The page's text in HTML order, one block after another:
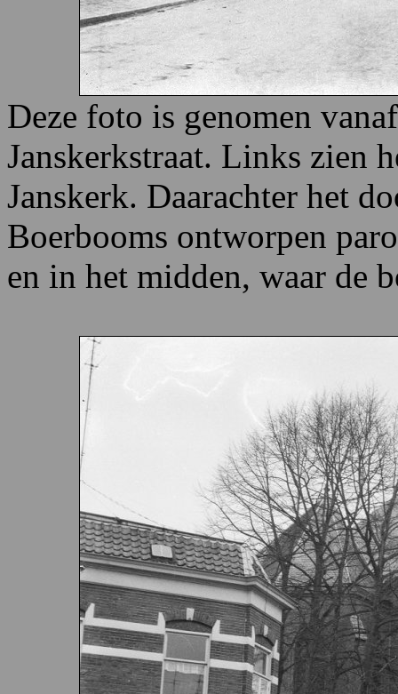
Deze foto is genomen
Janskerkstraat. Links zien
Janskerk. Daarachter het
Boerbooms ontworpen
en in het midden, waar de